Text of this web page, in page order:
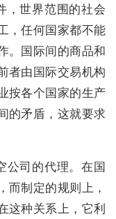
，世界范围的社会
，任何国家都不能
。国际间的商品和
者由国际交易机构
按各个国家的生产
的矛盾，这就要求
公司的代理。在国
而制定的规则上，
这种关系上，它利